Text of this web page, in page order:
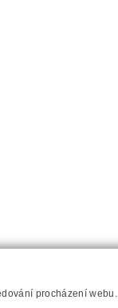
procházení webu.